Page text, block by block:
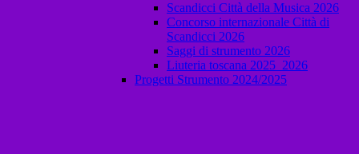
Scandicci Città della Musica 2026
Concorso internazionale Città di
Scandicci 2026
Saggi di strumento 2026
Liuteria toscana 2025_2026
Progetti Strumento 2024/2025